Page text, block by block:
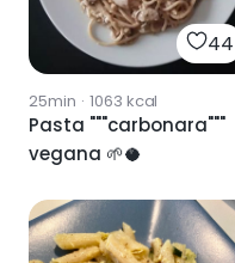
44
25min · 1063 kcal
Pasta """carbonara"""
vegana 🌱🥥